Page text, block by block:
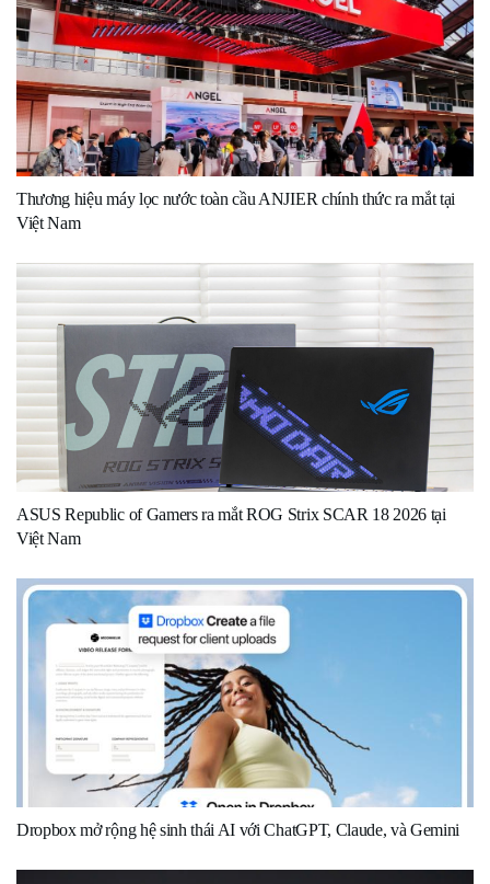
Thương hiệu máy lọc nước toàn cầu ANJIER chính thức ra mắt tại
Việt Nam
ASUS Republic of Gamers ra mắt ROG Strix SCAR 18 2026 tại
Việt Nam
Dropbox mở rộng hệ sinh thái AI với ChatGPT, Claude, và Gemini